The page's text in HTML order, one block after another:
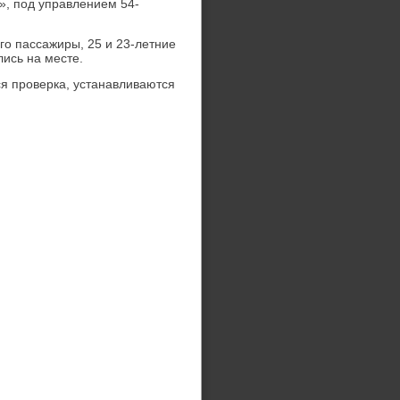
под управлением 54-
пассажиры, 25 и 23-летние
на месте.
устанавливаются